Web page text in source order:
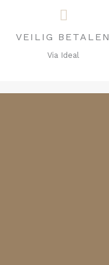
VEILIG BETALEN
Via Ideal